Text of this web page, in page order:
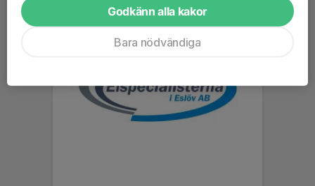
Godkänn alla kakor
Bara nödvändiga